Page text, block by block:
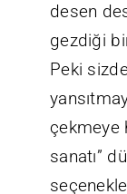
desen
gezdiği
Peki sizde
çekmeye
sanatı”